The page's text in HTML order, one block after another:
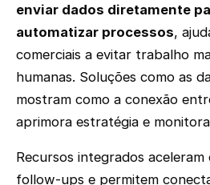
enviar dados diretamente
automatizar processos,
comerciais a evitar trabalho
humanas. Soluções como as
mostram como a conexão
aprimora estratégia e
Recursos integrados aceleram
follow-ups e permitem